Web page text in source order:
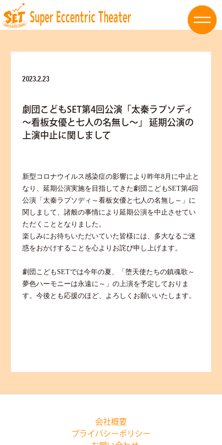
2023.2.23
劇団こどもSET第4回公演「太秦ラプソディ
～看板女優と七人の名無し～」 延期公演の
上演中止に関しまして
新型コロナウイルス感染症の影響により昨年8月に中止と
なり、延期公演実施を目指してきた劇団こどもSET第4回
公演「太秦ラプソディ～看板女優と七人の名無し～」に
関しまして、諸般の事情により延期公演を中止させてい
ただくこととなりました。
楽しみにお待ちいただいていた皆様には、多大なるご迷
惑をおかけすることを心よりお詫び申し上げます。
劇団こども SETでは今年の夏、「堕天使たちの鎮魂歌～
夢色ハーモニーは永遠に～」の上演を予定しておりま
す。今後とも応援のほど、よろしくお願いいたします。
会社概要
プライバシーポリシー